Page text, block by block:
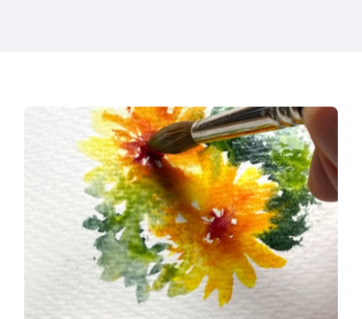
Tìm một nhà bán lẻ
Liên hệ với chúng tôi